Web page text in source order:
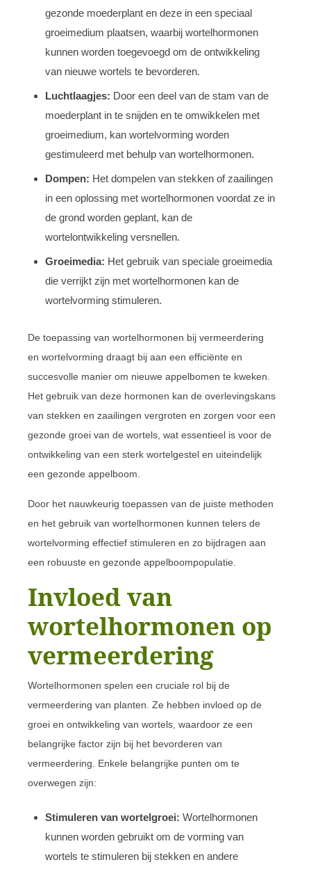
gezonde moederplant en deze in een speciaal
groeimedium plaatsen, waarbij wortelhormonen
kunnen worden toegevoegd om de ontwikkeling
van nieuwe wortels te bevorderen.
Luchtlaagjes: Door een deel van de stam van de
moederplant in te snijden en te omwikkelen met
groeimedium, kan wortelvorming worden
gestimuleerd met behulp van wortelhormonen.
Dompen: Het dompelen van stekken of zaailingen
in een oplossing met wortelhormonen voordat ze in
de grond worden geplant, kan de
wortelontwikkeling versnellen.
Groeimedia: Het gebruik van speciale groeimedia
die verrijkt zijn met wortelhormonen kan de
wortelvorming stimuleren.
De toepassing van wortelhormonen bij vermeerdering
en wortelvorming draagt bij aan een efficiënte en
succesvolle manier om nieuwe appelbomen te kweken.
Het gebruik van deze hormonen kan de overlevingskans
van stekken en zaailingen vergroten en zorgen voor een
gezonde groei van de wortels, wat essentieel is voor de
ontwikkeling van een sterk wortelgestel en uiteindelijk
een gezonde appelboom.
Door het nauwkeurig toepassen van de juiste methoden
en het gebruik van wortelhormonen kunnen telers de
wortelvorming effectief stimuleren en zo bijdragen aan
een robuuste en gezonde appelboompopulatie.
Invloed van
wortelhormonen op
vermeerdering
Wortelhormonen spelen een cruciale rol bij de
vermeerdering van planten. Ze hebben invloed op de
groei en ontwikkeling van wortels, waardoor ze een
belangrijke factor zijn bij het bevorderen van
vermeerdering. Enkele belangrijke punten om te
overwegen zijn:
Stimuleren van wortelgroei: Wortelhormonen
kunnen worden gebruikt om de vorming van
wortels te stimuleren bij stekken en andere